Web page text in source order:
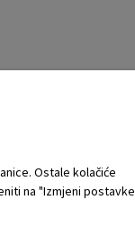
Ostale kolačiće
na "Izmjeni postavke